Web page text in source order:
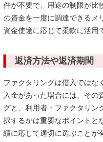
件が不要で、用途の制限が比
の資金を一度に調達できるメ
資金使途に応じて柔軟に活用
返済方法や返済期間
ファクタリングは借入ではな
入金があった場合には、そ
グと、利用者・ファクタリン
択するかは重要なポイントと
績に応じて適切に選ぶことが